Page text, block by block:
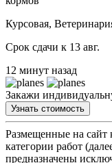
Курсовая,
Срок сдачи к 13 авг.
12 минут назад
Закажи
Узнать стоимость
Размещенные на сайт
категории работ
предназначены